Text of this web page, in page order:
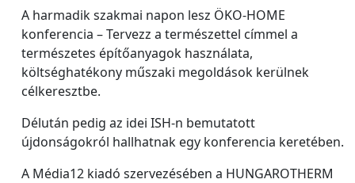
A harmadik szakmai napon lesz ÖKO-HOME
konferencia – Tervezz a természettel címmel a
természetes építőanyagok használata,
költséghatékony műszaki megoldások kerülnek
célkeresztbe.
Délután pedig az idei ISH-n bemutatott
újdonságokról hallhatnak egy konferencia keretében.
A Média12 kiadó szervezésében a HUNGAROTHERM